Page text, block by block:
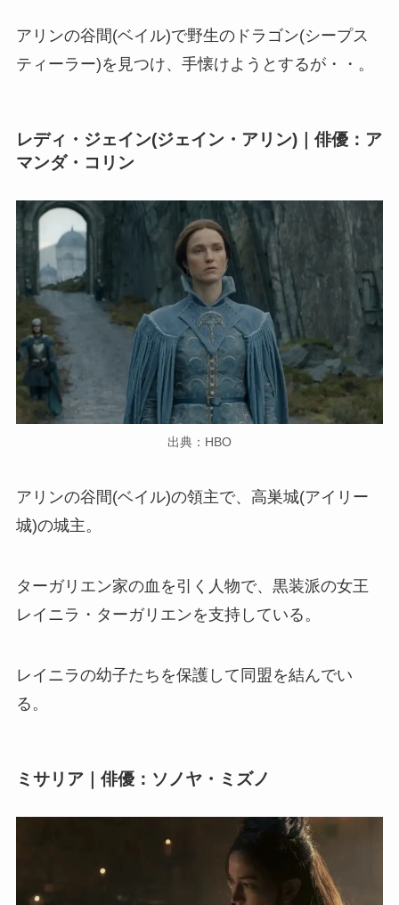
アリンの谷間(ベイル)で野生のドラゴン(シープス
ティーラー)を見つけ、手懐けようとするが・・。
レディ・ジェイン(ジェイン・アリン)｜俳優：ア
マンダ・コリン
出典：HBO
アリンの谷間(ベイル)の領主で、高巣城(アイリー
城)の城主。
ターガリエン家の血を引く人物で、黒装派の女王
レイニラ・ターガリエンを支持している。
レイニラの幼子たちを保護して同盟を結んでい
る。
ミサリア｜俳優：ソノヤ・ミズノ